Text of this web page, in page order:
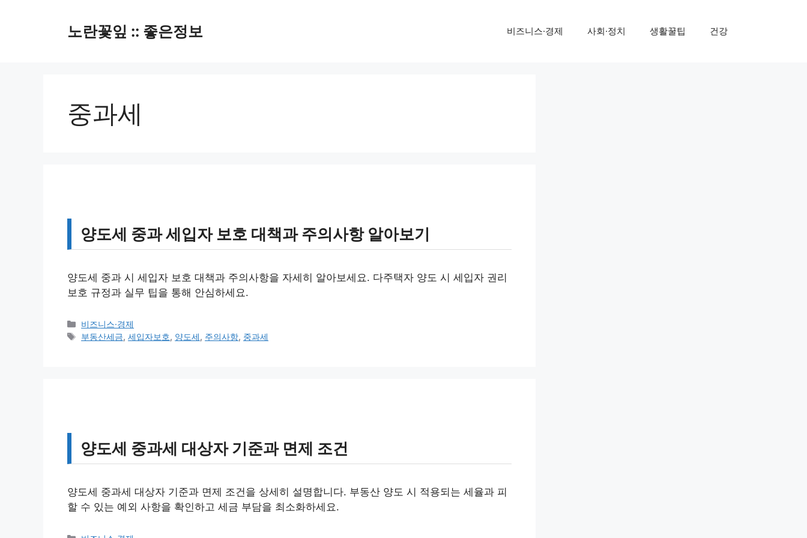
노란꽃잎 :: 좋은정보 비즈니스·경제 사회·정치 생활꿀팁 건강
중과세
양도세 중과 세입자 보호 대책과 주의사항 알아보기
양도세 중과 시 세입자 보호 대책과 주의사항을 자세히 알아보세요. 다주택자 양도 시 세입자 권리
보호 규정과 실무 팁을 통해 안심하세요.
카
테
비즈니스·경제
태
부동산세금,세입자보호, 양도세, 주의사항, 중과세
양도세 중과세 대상자 기준과 면제 조건
양도세 중과세 대상자 기준과 면제 조건을 상세히 설명합니다. 부동산 양도 시 적용되는 세율과 피
할 수 있는 예외 사항을 확인하고 세금 부담을 최소화하세요.